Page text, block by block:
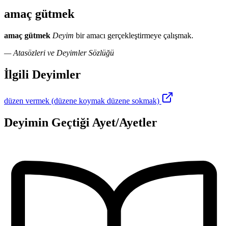
amaç gütmek
amaç gütmek Deyim bir amacı gerçekleştirmeye çalışmak.
— Atasözleri ve Deyimler Sözlüğü
İlgili Deyimler
düzen vermek (düzene koymak düzene sokmak)
Deyimin Geçtiği Ayet/Ayetler